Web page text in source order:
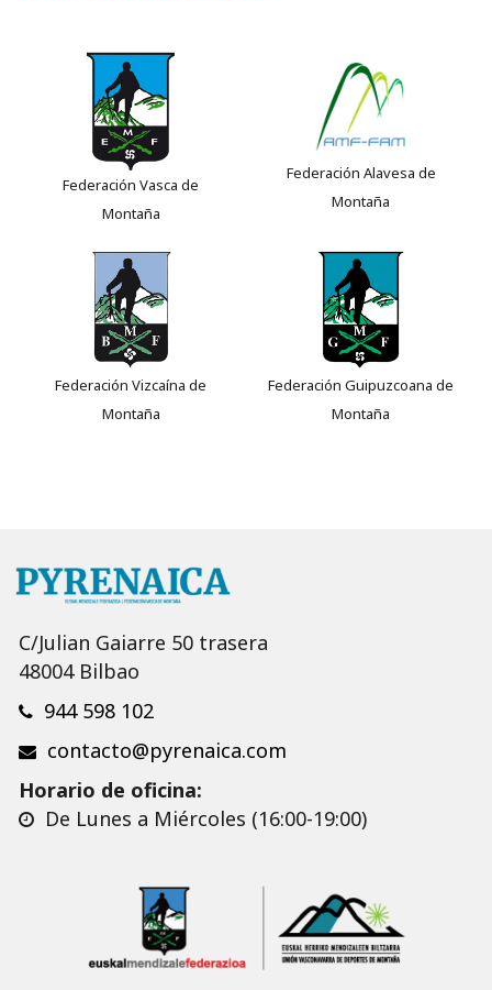
Federación Vasca de
Montaña
Federación Alavesa de
Montaña
Federación Vizcaína de
Montaña
Federación Guipuzcoana de
Montaña
C/Julian Gaiarre 50 trasera
48004 Bilbao
944 598 102
contacto@pyrenaica.com
Horario de oficina:
De Lunes a Miércoles (16:00-19:00)